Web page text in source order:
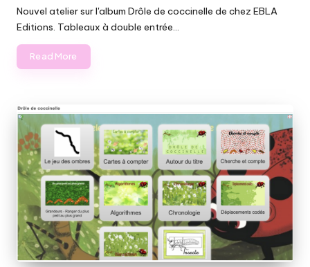
Nouvel atelier sur l'album Drôle de coccinelle de chez EBLA
Editions. Tableaux à double entrée…
Read More